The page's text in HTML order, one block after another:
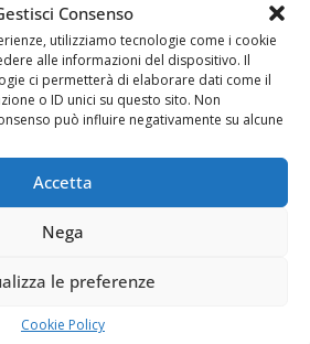
Consenso
utilizziamo tecnologie come i cookie
alle informazioni del dispositivo. Il
ci permetterà di elaborare dati come il
o ID unici su questo sito. Non
può influire negativamente su alcune
Accetta
Nega
le preferenze
Cookie Policy